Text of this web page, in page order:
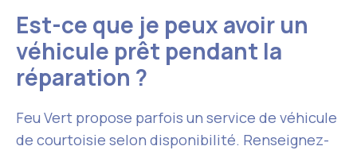
Est-ce que je peux avoir un
véhicule prêt pendant la
réparation ?
Feu Vert propose parfois un service de véhicule
de courtoisie selon disponibilité. Renseignez-